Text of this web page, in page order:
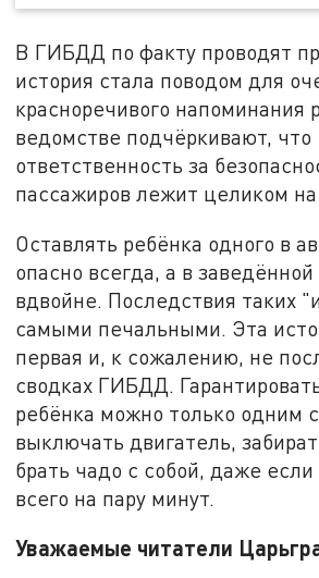
В ГИБДД по факту проводят
история стала поводом для
красноречивого напоминания
ведомстве подчёркивают, что
ответственность за
пассажиров лежит целиком на
Оставлять ребёнка одного в
опасно всегда, а в
вдвойне. Последствия таких
самыми печальными. Эта
первая и, к сожалению, не
сводках ГИБДД.
ребёнка можно только одним
выключать двигатель,
брать чадо с собой, даже
всего на пару минут.
Уважаемые читатели